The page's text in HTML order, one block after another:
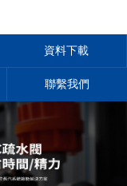
資料下載
聯繫我們